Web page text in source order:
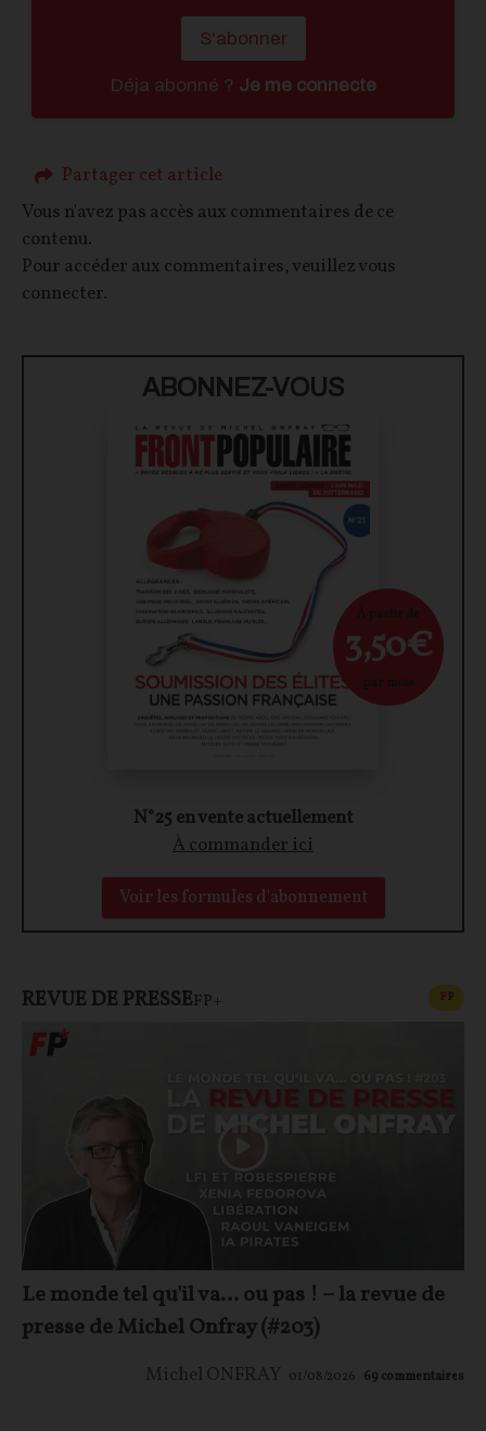
S'abonner
Déja abonné ? Je me connecte
Partager cet article
Vous n'avez pas accès aux commentaires de ce
contenu.
Pour accéder aux commentaires, veuillez vous
connecter.
ABONNEZ-VOUS
N°25 en vente actuellement
À commander ici
Voir les formules d'abonnement
À partir de
3,50€
par mois
REVUE DE PRESSEFP+ FP
Le monde tel qu'il va… ou pas ! – la revue de
presse de Michel Onfray (#203)
Michel ONFRAY 01/08/2026 69 commentaires